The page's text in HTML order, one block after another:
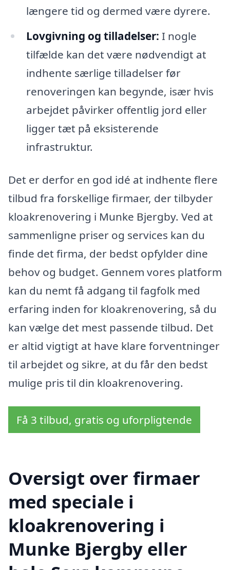
længere tid og dermed være dyrere.
Lovgivning og tilladelser: I nogle
tilfælde kan det være nødvendigt at
indhente særlige tilladelser før
renoveringen kan begynde, især hvis
arbejdet påvirker offentlig jord eller
ligger tæt på eksisterende
infrastruktur.
Det er derfor en god idé at indhente flere
tilbud fra forskellige firmaer, der tilbyder
kloakrenovering i Munke Bjergby. Ved at
sammenligne priser og services kan du
finde det firma, der bedst opfylder dine
behov og budget. Gennem vores platform
kan du nemt få adgang til fagfolk med
erfaring inden for kloakrenovering, så du
kan vælge det mest passende tilbud. Det
er altid vigtigt at have klare forventninger
til arbejdet og sikre, at du får den bedst
mulige pris til din kloakrenovering.
Få 3 tilbud, gratis og uforpligtende
Oversigt over firmaer
med speciale i
kloakrenovering i
Munke Bjergby eller